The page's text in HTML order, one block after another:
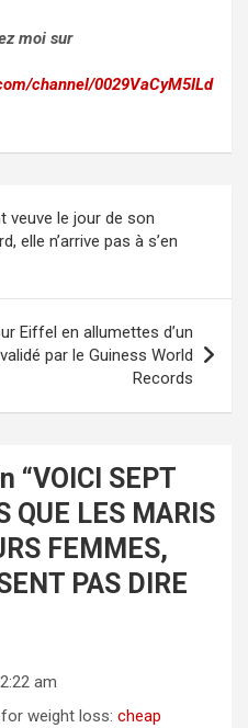
moi sur
channel/0029VaCyM5ILd
veuve le jour de son
elle n’arrive pas à s’en
Eiffel en allumettes d’un
par le Guiness World
Records
“VOICI SEPT
QUE LES MARIS
FEMMES,
PAS DIRE
am
weight loss: cheap